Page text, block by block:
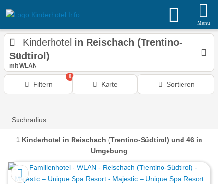
Menu
Kinderhotel in Reischach (Trentino-
Südtirol)
mit WLAN
Filtern
0
Karte Sortieren
Suchradius:
1Kinderhotel in Reischach (Trentino-Südtirol) und 46 in
Umgebung